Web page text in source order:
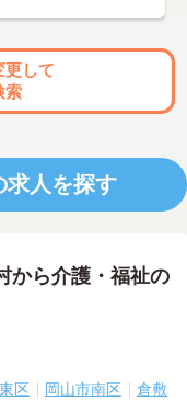
更して
索
求人を探す
から介護・福祉の
区 岡山市南区
倉敷